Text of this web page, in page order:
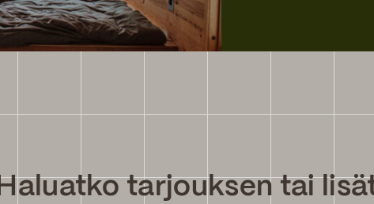
Haluatko tarjouksen tai